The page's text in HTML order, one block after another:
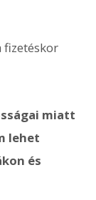
fizetéskor
miatt
lehet
és